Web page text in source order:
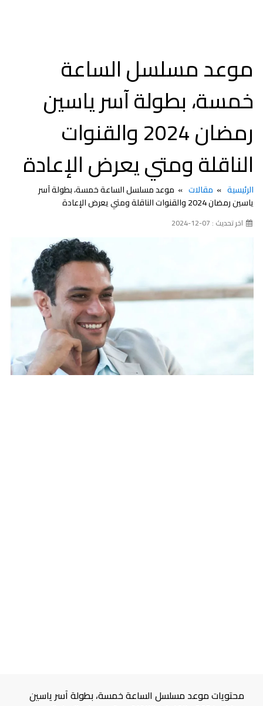
موعد مسلسل الساعة
خمسة، بطولة آسر ياسين
رمضان 2024 والقنوات
الناقلة ومتي يعرض الإعادة
الرئيسية مقالات
موعد مسلسل الساعة خمسة، بطولة آسر
ياسين رمضان 2024 والقنوات الناقلة ومتي يعرض الإعادة
اخر تحديث : 07-12-2024
محتويات موعد مسلسل الساعة خمسة، بطولة آسر ياسين